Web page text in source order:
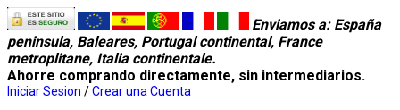
Enviamos a: España
peninsula, Baleares, Portugal continental, France
metroplitane, Italia continentale.
Ahorre comprando directamente, sin intermediarios.
Iniciar Sesion /Crear una Cuenta